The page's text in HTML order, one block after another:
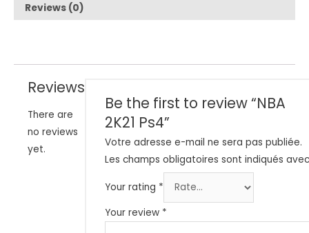
Reviews (0)
Reviews
There are
no reviews
yet.
Be the first to review “NBA
2K21 Ps4”
Votre adresse e-mail ne sera pas publiée.
Les champs obligatoires sont indiqués
Your rating *
Your review *